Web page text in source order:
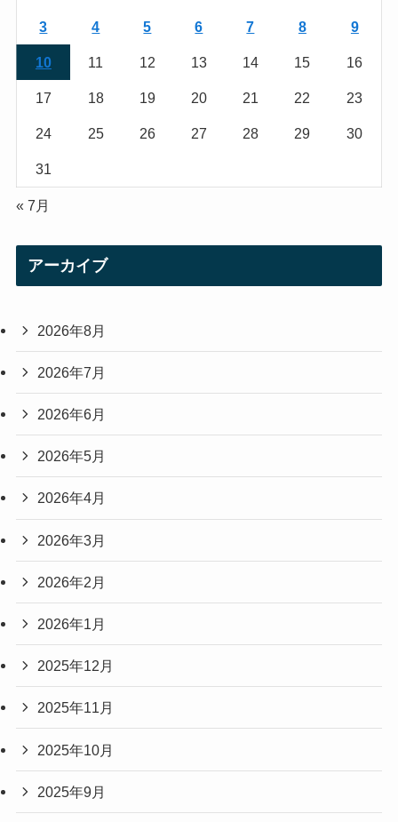
3 4 5 6 7 8 9
10 11 12 13 14 15 16
17 18 19 20 21 22 23
24 25 26 27 28 29 30
31
« 7月
アーカイブ
2026年8月
2026年7月
2026年6月
2026年5月
2026年4月
2026年3月
2026年2月
2026年1月
2025年12月
2025年11月
2025年10月
2025年9月